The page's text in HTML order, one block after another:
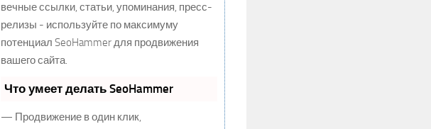
вечные ссылки, статьи, упоминания, пресс-
релизы - используйте по максимуму
потенциал SeoHammer для продвижения
вашего сайта.
Что умеет делать SeoHammer
— Продвижение в один клик,